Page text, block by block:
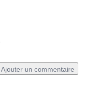
Ajouter un commentaire